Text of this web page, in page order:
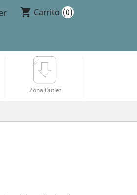
shopping_cart Carrito (0)
Zona Outlet